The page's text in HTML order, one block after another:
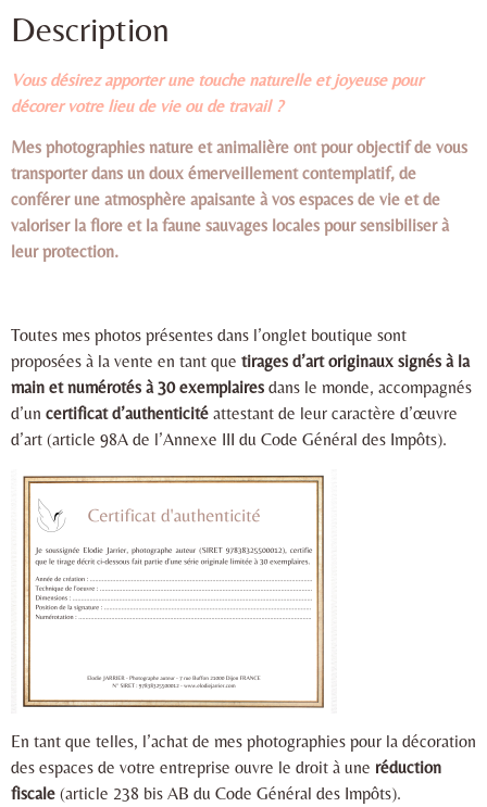
Description
Vous désirez apporter une touche naturelle et joyeuse pour
décorer votre lieu de vie ou de travail ?
Mes photographies nature et animalière ont pour objectif de vous
transporter dans un doux émerveillement contemplatif, de
conférer une atmosphère apaisante à vos espaces de vie et de
valoriser la flore et la faune sauvages locales pour sensibiliser à
leur protection.
Toutes mes photos présentes dans l’onglet boutique sont
proposées à la vente en tant que tirages d’art originaux signés à la
main et numérotés à 30 exemplaires dans le monde, accompagnés
d’un certificat d’authenticité attestant de leur caractère d’œuvre
d’art (article 98A de l’Annexe III du Code Général des Impôts).
En tant que telles, l’achat de mes photographies pour la décoration
des espaces de votre entreprise ouvre le droit à une réduction
fiscale (article 238 bis AB du Code Général des Impôts).